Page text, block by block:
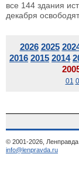
все 144 здания
декабря
2026 2025
2016 2015 2014
01
© 2001-2026, Ленправда
info@lenpravda.ru